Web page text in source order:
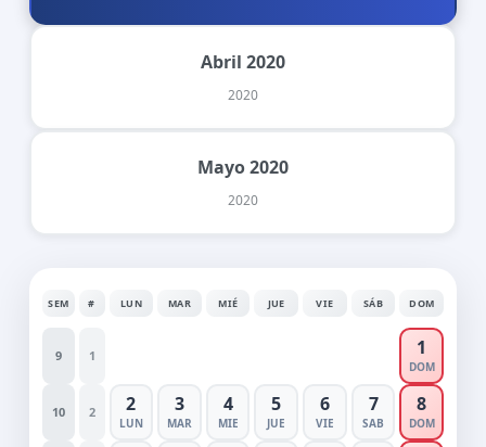
Abril 2020
2020
Mayo 2020
2020
SEM # LUN MAR MIÉ JUE VIE SÁB DOM
9 1 1
DOM
10 2 2
LUN
3
MAR
4
MIE
5
JUE
6
VIE
7
SAB
8
DOM